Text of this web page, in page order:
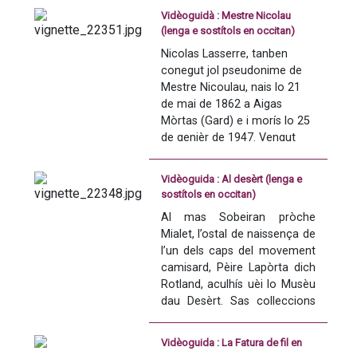
viran manadièrs e taures
negres, los buòus que cada
annada, d’abril a octobre,
desfisan l’òme pendent las
corsas camarguencas.
Aquesta practica esportiva
consistís pels rasetaires a
tirar mercés a de cròcs de
metal la cocarda plaçada sus
l’òs frontal de la bèstia.
La bovina, tradicion seculara
la comunautat del vilatge per
las fèstas votivas.
Abrivada, capelada, aubadas e
empègas perpetuan los rites
e las tradicions d’aquesta
fèsta amb d’accents
occitans.
Vidèoguidà : Mestre Nicolau
(lenga e sostítols en occitan)
Nicolas Lasserre, tanben
conegut jol pseudonime de
Mestre Nicoulau, nais lo 21
de mai de 1862 a Aigas
Mòrtas (Gard) e i morís lo 25
de genièr de 1947. Vengut
d’Òbra en 1931 e Mèstre en
Gai Saber en 1945, demòra lo
primièr mai important
membre del Felibrige de
l’istòria d’Aigas Mòrtas.
Aquesta videoguida
d'animacion foguèt realizada
en 2014 dins l'encastre del
projècte e-Anem, finançat pel
FEDER en Lengadòc-
Vidèoguida : Al desèrt (lenga e
sostítols en occitan)
Al mas Sobeiran pròche
Mialet, l’ostal de naissença de
l’un dels caps del movement
camisard, Pèire Lapòrta dich
Rotland, aculhís uèi lo Musèu
dau Desèrt. Sas colleccions
protestantisme e de las
Vidèoguida : La Fatura de fil en